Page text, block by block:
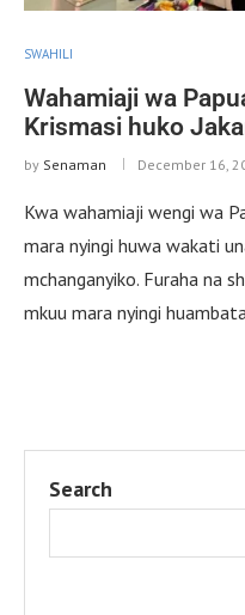
SWAHILI
Wahamiaji wa
Krismasi huko
by Senaman December 16,
Kwa wahamiaji wengi wa
mara nyingi huwa wakati
mchanganyiko. Furaha na
mkuu mara nyingi
Search